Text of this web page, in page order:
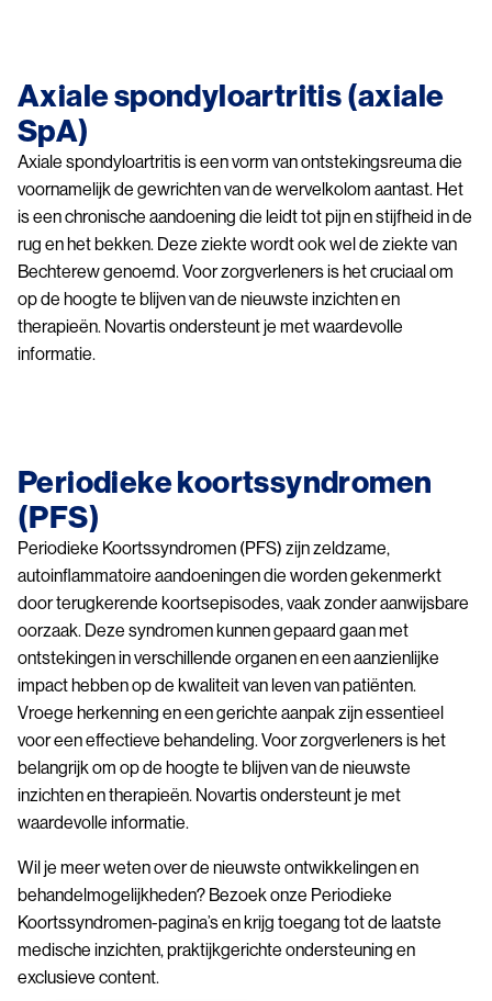
Axiale spondyloartritis (axiale
SpA)
Axiale spondyloartritis is een vorm van ontstekingsreuma die
voornamelijk de gewrichten van de wervelkolom aantast. Het
is een chronische aandoening die leidt tot pijn en stijfheid in de
rug en het bekken. Deze ziekte wordt ook wel de ziekte van
Bechterew genoemd. Voor zorgverleners is het cruciaal om
op de hoogte te blijven van de nieuwste inzichten en
therapieën. Novartis ondersteunt je met waardevolle
informatie.
Periodieke koortssyndromen
(PFS)
Periodieke Koortssyndromen (PFS) zijn zeldzame,
autoinflammatoire aandoeningen die worden gekenmerkt
door terugkerende koortsepisodes, vaak zonder aanwijsbare
oorzaak. Deze syndromen kunnen gepaard gaan met
ontstekingen in verschillende organen en een aanzienlijke
impact hebben op de kwaliteit van leven van patiënten.
Vroege herkenning en een gerichte aanpak zijn essentieel
voor een effectieve behandeling. Voor zorgverleners is het
belangrijk om op de hoogte te blijven van de nieuwste
inzichten en therapieën. Novartis ondersteunt je met
waardevolle informatie.
Wil je meer weten over de nieuwste ontwikkelingen en
behandelmogelijkheden? Bezoek onze Periodieke
Koortssyndromen-pagina’s en krijg toegang tot de laatste
medische inzichten, praktijkgerichte ondersteuning en
exclusieve content.